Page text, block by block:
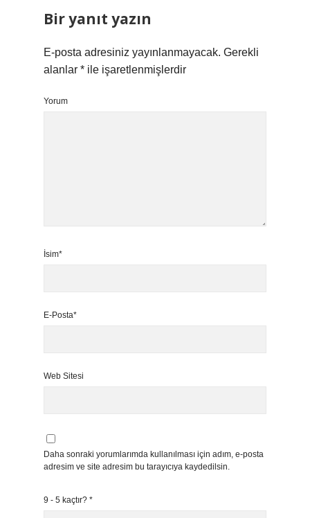
Bir yanıt yazın
E-posta adresiniz yayınlanmayacak. Gerekli
alanlar * ile işaretlenmişlerdir
Yorum
İsim*
E-Posta*
Web Sitesi
Daha sonraki yorumlarımda kullanılması için adım, e-posta
adresim ve site adresim bu tarayıcıya kaydedilsin.
9 - 5 kaçtır? *